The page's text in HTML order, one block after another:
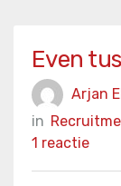
Even
Arjan
in
1 reactie